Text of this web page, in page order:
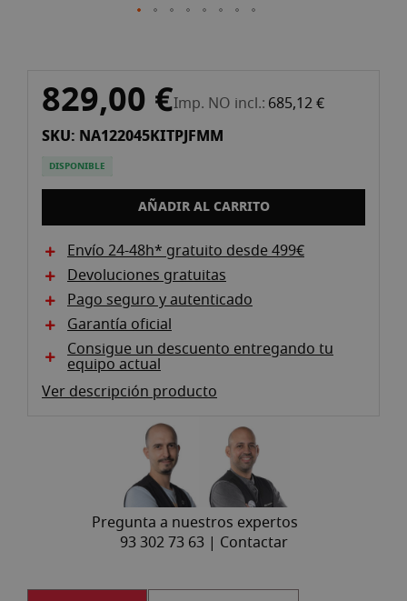
començament
de
galeria
829,00 €Imp. NO incl. 685,12 €
SKU: NA122045KITPJFMM
DISPONIBLE
AÑADIR AL CARRITO
Envío 24-48h* gratuito desde 499€
Devoluciones gratuitas
Pago seguro y autenticado
Garantía oficial
Consigue un descuento entregando tu
equipo actual
Ver descripción producto
Pregunta a nuestros expertos
93 302 73 63 | Contactar